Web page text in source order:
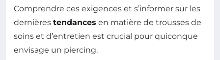
Comprendre ces exigences et s’informer sur les
dernières tendances en matière de trousses de
soins et d’entretien est crucial pour quiconque
envisage un piercing.